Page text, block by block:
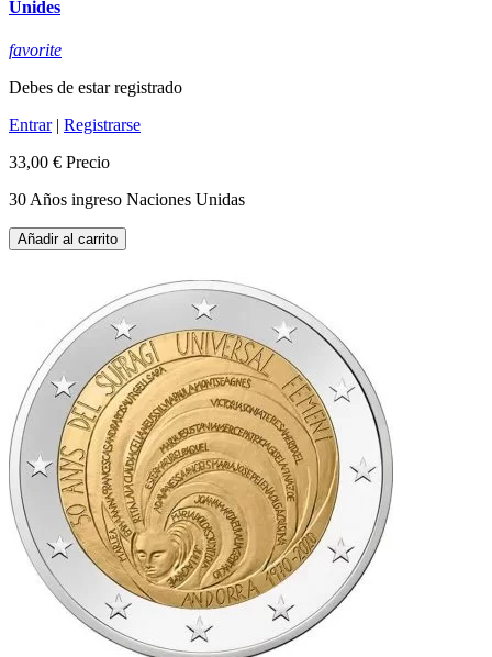
Unides
favorite
Debes de estar registrado
Entrar| Registrarse
33,00 € Precio
30 Años ingreso Naciones Unidas
Añadir al carrito